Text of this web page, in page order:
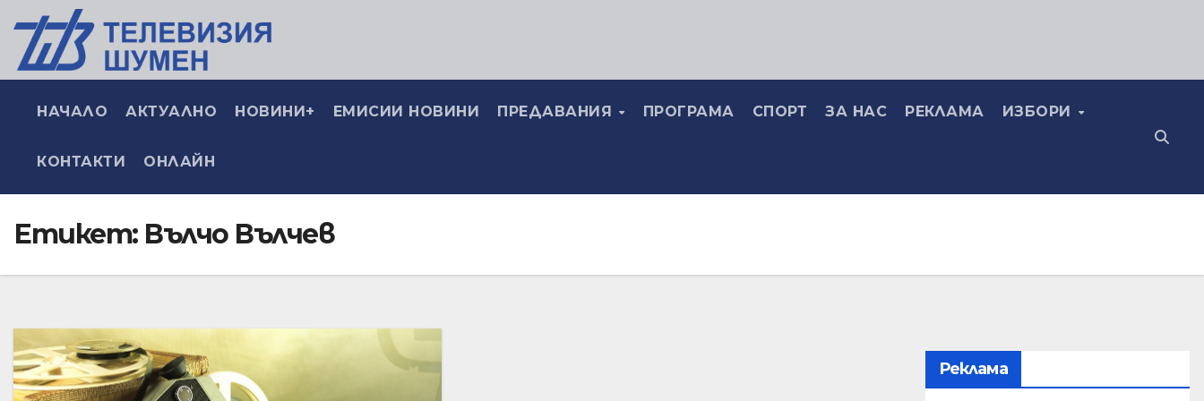
НАЧАЛО АКТУАЛНО НОВИНИ+ ЕМИСИИ НОВИНИ ПРЕДАВАНИЯ ПРОГРАМА СПОРТ ЗА НАС РЕКЛАМА ИЗБОРИ
КОНТАКТИ ОНЛАЙН
Етикет: Вълчо Вълчев
Реклама